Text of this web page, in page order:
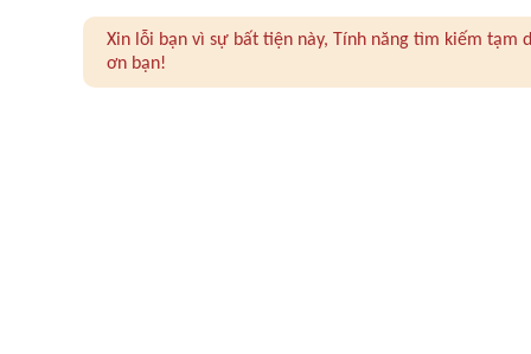
Xin lỗi bạn vì sự bất tiện này, Tính năng tìm kiếm
ơn bạn!